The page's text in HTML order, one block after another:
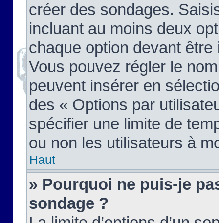
créer des sondages.
incluant au moins deux
chaque option devant
Vous pouvez régler le
peuvent insérer en
des « Options par
spécifier une limite de
ou non les utilisateurs à
Haut
» Pourquoi ne puis-je
sondage ?